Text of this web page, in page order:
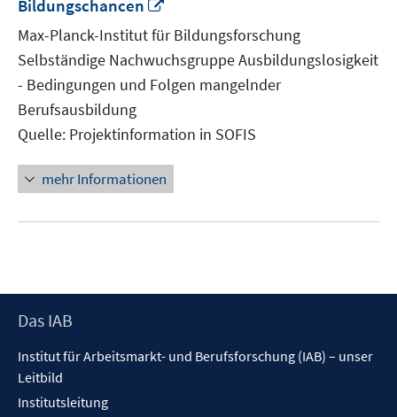
Bildungschancen
neuem
Fenster
öffnen
Max-Planck-Institut für Bildungsforschung
Selbständige Nachwuchsgruppe Ausbildungslosigkeit
- Bedingungen und Folgen mangelnder
Berufsausbildung
Quelle: Projektinformation in SOFIS
mehr Informationen
Footer
Das IAB
Institut für Arbeitsmarkt- und Berufsforschung (IAB) – unser
Leitbild
Institutsleitung